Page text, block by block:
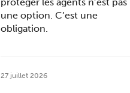
protéger les agents n’est pas
une option. C’est une
obligation.
27 juillet 2026